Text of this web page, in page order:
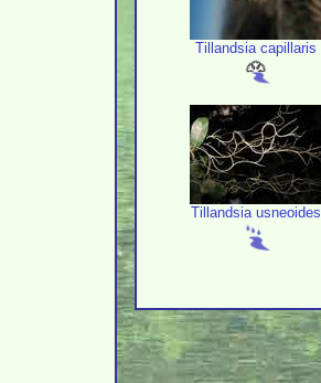
Tillandsia capillaris
Tillandsia usneoides